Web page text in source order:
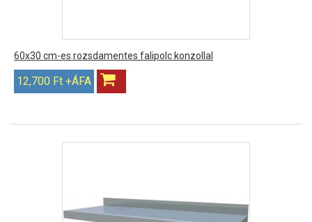
60x30 cm-es rozsdamentes falipolc konzollal
12,700 Ft +ÁFA